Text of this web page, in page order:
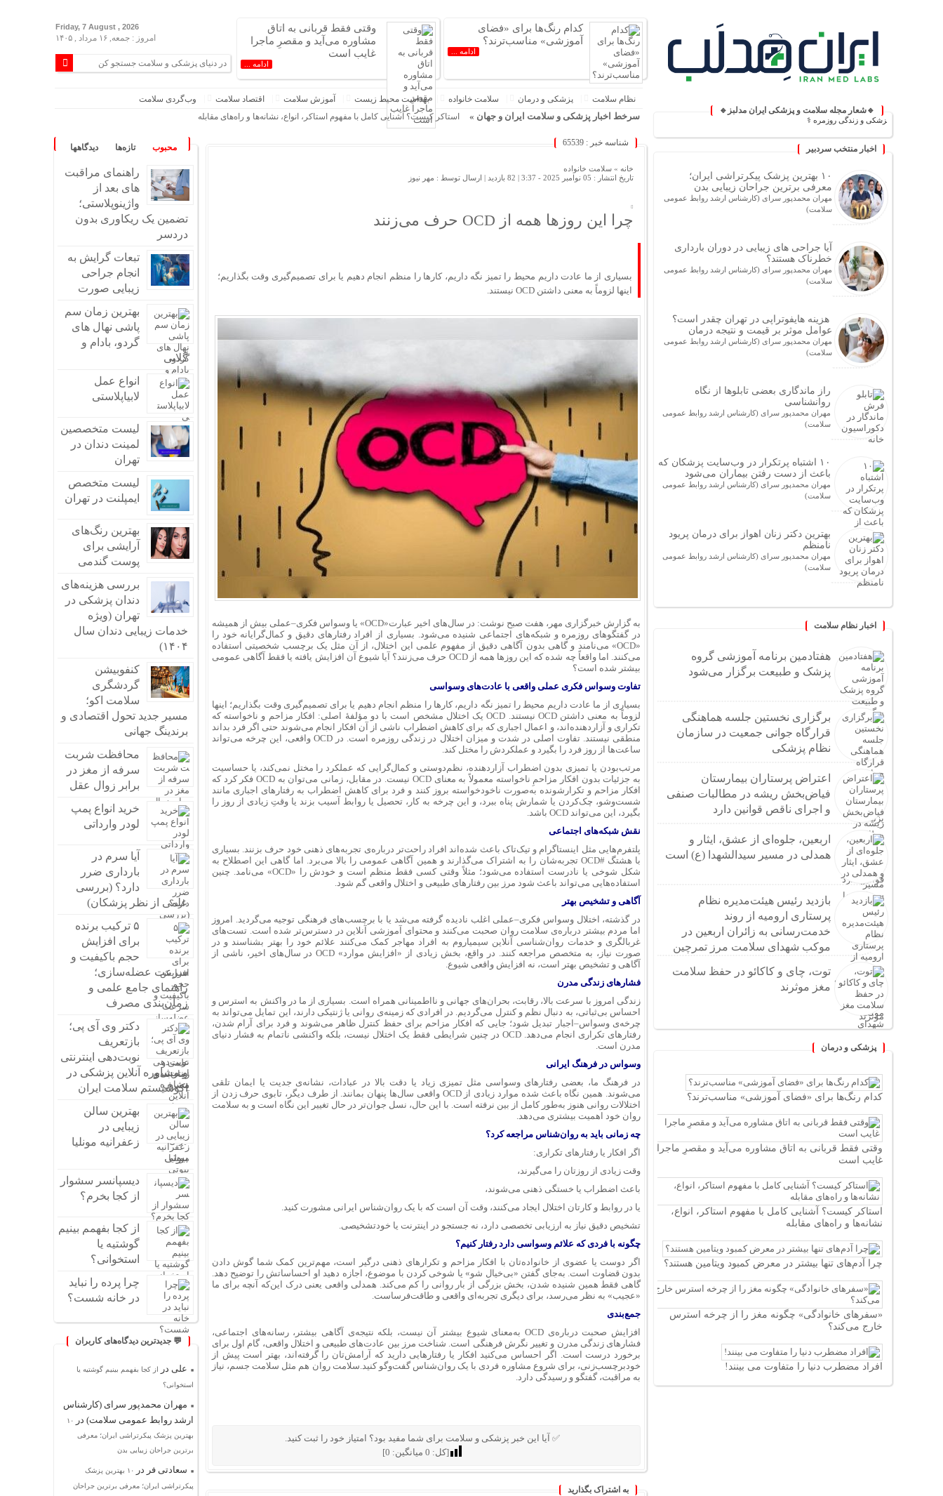
🔹شعار مجله سلامت و پزشکی ایران مدلبز🔹
پزشکی و زندگی روزمره ⚕️
اخبار منتخب سردبیر
۱۰ بهترین پزشک پیکرتراشی ایران؛
معرفی برترین جراحان زیبایی بدن
مهران محمدپور سرای (کارشناس ارشد روابط عمومی
سلامت)
آیا جراحی های زیبایی در دوران بارداری
خطرناک هستند؟
مهران محمدپور سرای (کارشناس ارشد روابط عمومی
سلامت)
هزینه هایفوتراپی در تهران چقدر است؟
عوامل موثر بر قیمت و نتیجه درمان
مهران محمدپور سرای (کارشناس ارشد روابط عمومی
سلامت)
راز ماندگاری بعضی تابلوها از نگاه
روانشناسی
مهران محمدپور سرای (کارشناس ارشد روابط عمومی
سلامت)
۱۰ اشتباه پرتکرار در وب‌سایت پزشکان که
باعث از دست رفتن بیماران می‌شود
مهران محمدپور سرای (کارشناس ارشد روابط عمومی
سلامت)
بهترین دکتر زنان اهواز برای درمان پریود
نامنظم
مهران محمدپور سرای (کارشناس ارشد روابط عمومی
سلامت)
اخبار نظام سلامت
هفتادمین برنامه آموزشی گروه
پزشک و طبیعت برگزار می‌شود
برگزاری نخستین جلسه هماهنگی
قرارگاه جوانی جمعیت در سازمان
نظام پزشکی
اعتراض پرستاران بیمارستان
فیاض‌بخش ریشه در مطالبات صنفی
و اجرای ناقص قوانین دارد
اربعین، جلوه‌ای از عشق، ایثار و
همدلی در مسیر سیدالشهدا (ع) است
بازدید رئیس هیئت‌مدیره نظام
پرستاری ارومیه از روند
خدمت‌رسانی به زائران اربعین در
موکب شهدای سلامت مرز تمرچین
توت، چای و کاکائو در حفظ سلامت
مغز موثرند
پزشکی و درمان
کدام رنگ‌ها برای «فضای آموزشی» مناسب‌ترند؟
وقتی فقط قربانی به اتاق مشاوره می‌آید و مقصرِ ماجرا
غایب است
استاکر کیست؟ آشنایی کامل با مفهوم استاکر، انواع،
نشانه‌ها و راه‌های مقابله
چرا آدم‌های تنها بیشتر در معرض کمبود ویتامین هستند؟
«سفرهای خانوادگی» چگونه مغز را از چرخه استرس
خارج می‌کند؟
افراد مضطرب دنیا را متفاوت می بینند!
کدام رنگ‌ها برای «فضای
آموزشی» مناسب‌ترند؟
ادامه ...
وقتی فقط قربانی به اتاق
مشاوره می‌آید و مقصرِ ماجرا
غایب است
ادامه ...
Friday, 7 August , 2026
امروز : جمعه, ۱۶ مرداد , ۱۴۰۵
نظام سلامت پزشکی و درمان سلامت خانواده بهداشت محیط زیست آموزش سلامت اقتصاد سلامت وب‌گردی سلامت
سرخط اخبار پزشکی و سلامت ایران و جهان » استاکر کیست؟ آشنایی کامل با مفهوم استاکر، انواع، نشانه‌ها و راه‌های مقابله
شناسه خبر : 65539
خانه » سلامت خانواده
تاریخ انتشار : 05 نوامبر 2025 - 3:37 |
82 بازدید | ارسال توسط : مهر نیوز
چرا این روزها همه از OCD حرف می‌زنند
بسیاری از ما عادت داریم محیط را تمیز نگه داریم، کارها را منظم انجام دهیم یا برای تصمیم‌گیری وقت بگذاریم؛
اینها لزوماً به معنی داشتن OCD نیستند.
به گزارش خبرگزاری مهر، هفت صبح نوشت: در سال‌های اخیر عبارت«OCD» یا وسواس فکری–عملی بیش از همیشه
در گفتگوهای روزمره و شبکه‌های اجتماعی شنیده می‌شود. بسیاری از افراد رفتارهای دقیق و کمال‌گرایانه خود را
«OCD» می‌نامند و گاهی بدون آگاهی دقیق از مفهوم علمی این اختلال، از آن مثل یک برچسب شخصیتی استفاده
می‌کنند. اما واقعاً چه شده که این روزها همه از OCD حرف می‌زنند؟ آیا شیوع آن افزایش یافته یا فقط آگاهی عمومی
بیشتر شده است؟
تفاوت وسواس فکری عملی واقعی با عادت‌های وسواسی
بسیاری از ما عادت داریم محیط را تمیز نگه داریم، کارها را منظم انجام دهیم یا برای تصمیم‌گیری وقت بگذاریم؛ اینها
لزوماً به معنی داشتن OCD نیستند. OCD یک اختلال مشخص است با دو مؤلفهٔ اصلی: افکار مزاحم و ناخواسته که
تکراری و آزاردهنده‌اند، و اعمال اجباری که برای کاهش اضطراب ناشی از آن افکار انجام می‌شوند حتی اگر فرد بداند
منطقی نیستند. تفاوت اصلی در شدت و میزان اختلال در زندگی روزمره است. در OCD واقعی، این چرخه می‌تواند
ساعت‌ها از روز فرد را بگیرد و عملکردش را مختل کند.
مرتب‌بودن یا تمیزی بدون اضطراب آزاردهنده، نظم‌دوستی و کمال‌گرایی که عملکرد را مختل نمی‌کند، یا حساسیت
به جزئیات بدون افکار مزاحمِ ناخواسته معمولاً به معنای OCD نیست. در مقابل، زمانی می‌توان به OCD فکر کرد که
افکار مزاحم و تکرارشونده به‌صورت ناخودخواسته بروز کنند و فرد برای کاهش اضطراب به رفتارهای اجباری مانند
شست‌وشو، چک‌کردن یا شمارش پناه ببرد، و این چرخه به کار، تحصیل یا روابط آسیب بزند یا وقتِ زیادی از روز را
بگیرد، این می‌تواند OCD باشد.
نقش شبکه‌های اجتماعی
پلتفرم‌هایی مثل اینستاگرام و تیک‌تاک باعث شده‌اند افراد راحت‌تر درباره‌ی تجربه‌های ذهنی خود حرف بزنند. بسیاری
با هشتگ #OCD تجربه‌شان را به اشتراک می‌گذارند و همین آگاهی عمومی را بالا می‌برد. اما گاهی این اصطلاح به
شکل شوخی یا نادرست استفاده می‌شود؛ مثلاً وقتی کسی فقط منظم است و خودش را «OCD» می‌نامد. چنین
استفاده‌هایی می‌تواند باعث شود مرز بین رفتارهای طبیعی و اختلال واقعی گم شود.
آگاهی و تشخیص بهتر
در گذشته، اختلال وسواس فکری–عملی اغلب نادیده گرفته می‌شد یا با برچسب‌های فرهنگی توجیه می‌گردید. امروز
اما مردم بیشتر درباره‌ی سلامت روان صحبت می‌کنند و محتوای آموزشی آنلاین در دسترس‌تر شده است. تست‌های
غربالگری و خدمات روان‌شناسی آنلاین سیمیاروم به افراد مهاجر کمک می‌کنند علائم خود را بهتر بشناسند و در
صورت نیاز، به متخصص مراجعه کنند. در واقع، بخش زیادی از «افزایش موارد» OCD در سال‌های اخیر، ناشی از
آگاهی و تشخیص بهتر است، نه افزایش واقعی شیوع.
فشارهای زندگی مدرن
زندگی امروز با سرعت بالا، رقابت، بحران‌های جهانی و نااطمینانی همراه است. بسیاری از ما در واکنش به استرس و
احساس بی‌ثباتی، به دنبال نظم و کنترل می‌گردیم. در افرادی که زمینه‌ی روانی یا ژنتیکی دارند، این تمایل می‌تواند به
چرخه‌ی وسواس–اجبار تبدیل شود؛ جایی که افکار مزاحم برای حفظ کنترل ظاهر می‌شوند و فرد برای آرام شدن،
رفتارهای تکراری انجام می‌دهد. OCD در چنین شرایطی فقط یک اختلال نیست، بلکه واکنشی ناتمام به فشار دنیای
مدرن است.
وسواس در فرهنگ ایرانی
در فرهنگ ما، بعضی رفتارهای وسواسی مثل تمیزی زیاد یا دقت بالا در عبادات، نشانه‌ی جدیت یا ایمان تلقی
می‌شوند. همین نگاه باعث شده موارد زیادی از OCD واقعی سال‌ها پنهان بمانند. از طرف دیگر، تابوی حرف زدن از
اختلالات روانی هنوز به‌طور کامل از بین نرفته است. با این حال، نسل جوان‌تر در حال تغییر این نگاه است و به سلامت
روان خود اهمیت بیشتری می‌دهد.
چه زمانی باید به روان‌شناس مراجعه کرد؟
اگر افکار یا رفتارهای تکراری:
وقت زیادی از روزتان را می‌گیرند،
باعث اضطراب یا خستگی ذهنی می‌شوند،
یا در روابط و کارتان اختلال ایجاد می‌کنند، وقت آن است که با یک روان‌شناس ایرانی مشورت کنید.
تشخیص دقیق نیاز به ارزیابی تخصصی دارد، نه جستجو در اینترنت یا خودتشخیصی.
چگونه با فردی که علائم وسواسی دارد رفتار کنیم؟
اگر دوست یا عضوی از خانواده‌تان با افکار مزاحم و تکرارهای ذهنی درگیر است، مهم‌ترین کمک شما گوش دادن
بدون قضاوت است. به‌جای گفتن «بی‌خیال شو» یا شوخی کردن با موضوع، اجازه دهید او احساساتش را توضیح دهد.
گاهی فقط همین شنیده شدن، بخش بزرگی از بار روانی را کم می‌کند. همدلی واقعی یعنی درک این‌که آنچه برای ما
«عجیب» به نظر می‌رسد، برای دیگری تجربه‌ای واقعی و طاقت‌فرساست.
جمع‌بندی
افزایش صحبت درباره‌ی OCD به‌معنای شیوع بیشتر آن نیست، بلکه نتیجه‌ی آگاهی بیشتر، رسانه‌های اجتماعی،
فشارهای زندگی مدرن و تغییر نگرش فرهنگی است. شناخت مرز بین عادت‌های طبیعی و اختلال واقعی، گام اول برای
برخورد درست است. اگر احساس می‌کنید افکار یا رفتارهایی دارید که آرامش‌تان را گرفته‌اند، بهتر است پیش از
خودبرچسب‌زنی، برای شروع مشاوره فردی با یک روان‌شناس گفت‌وگو کنید.سلامت روان هم مثل سلامت جسم، نیاز
به مراقبت، گفتگو و رسیدگی دارد.
✅ آیا این خبر پزشکی و سلامت برای شما مفید بود؟ امتیاز خود را ثبت کنید.
[کل: 0 میانگین: 0
]
به اشتراک بگذارید
محبوب تازه‌ها دیدگاهها
راهنمای مراقبت
های بعد از
واژینوپلاستی؛
تضمین یک ریکاوری بدون
دردسر
تبعات گرایش به
انجام جراحی
زیبایی صورت
بهترین زمان سم
پاشی نهال های
گردو، بادام و
گلابی
انواع عمل
لابیاپلاستی
لیست متخصصین
لمینت دندان در
تهران
لیست متخصص
ایمپلنت در تهران
بهترین رنگ‌های
آرایشی برای
پوست گندمی
بررسی هزینه‌های
دندان پزشکی در
تهران (ویژه
خدمات زیبایی دندان سال
۱۴۰۴)
کنفوبیشن
گردشگری
سلامت اکو؛
مسیر جدید تحول اقتصادی و
برندینگ جهانی
محافظت شربت
سرفه از مغز در
برابر زوال عقل
خرید انواع پمپ
لودر وارداتی
آیا سرم در
بارداری ضرر
دارد؟ (بررسی
علمی از نظر پزشکان)
۵ ترکیب برنده
برای افزایش
حجم باکیفیت و
سرعت عضله‌سازی؛
راهنمای جامع علمی و
زمان‌بندی مصرف
دکتر وی آی پی؛
بازتعریف
نوبت‌دهی اینترنتی
و مشاوره آنلاین پزشکی در
اکوسیستم سلامت ایران
بهترین سالن
زیبایی در
زعفرانیه مونلیا
بیوتی
دیسپانسر سشوار
از کجا بخرم؟
از کجا بفهمم بینیم
گوشتیه یا
استخوانی؟
چرا پرده را نباید
در خانه شست؟
💬 جدیدترین دیدگاه‌های کاربران
علی در
از کجا بفهمم بینیم گوشتیه یا
استخوانی؟
مهران محمدپور سرای (کارشناس
ارشد روابط عمومی سلامت) در
۱۰
بهترین پزشک پیکرتراشی ایران؛ معرفی
برترین جراحان زیبایی بدن
سعادتی فر در
۱۰ بهترین پزشک
پیکرتراشی ایران؛ معرفی برترین جراحان